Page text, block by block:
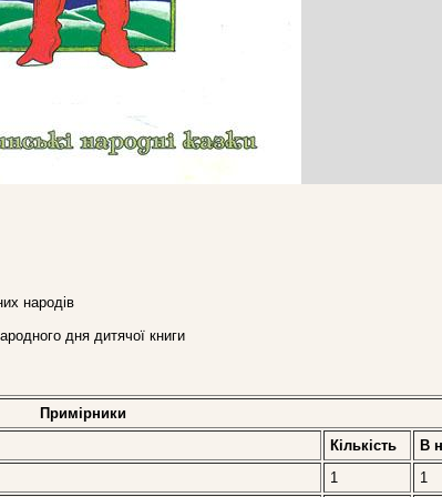
народів
дня дитячої книги
Примірники
Кількість
В
1 1